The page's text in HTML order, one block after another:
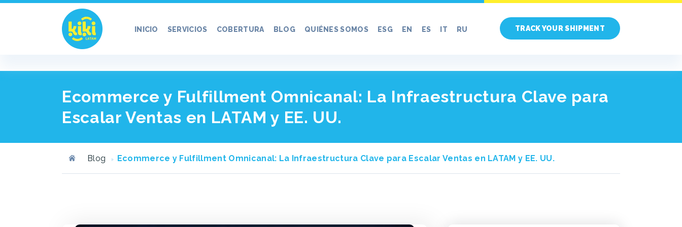
INICIO SERVICIOS COBERTURA BLOG QUIÉNES SOMOS ESG EN ES IT RU TRACK YOUR SHIPMENT
Ecommerce y Fulfillment Omnicanal: La Infraestructura Clave para
Escalar Ventas en LATAM y EE. UU.
Blog Ecommerce y Fulfillment Omnicanal: La Infraestructura Clave para Escalar Ventas en LATAM y EE. UU.